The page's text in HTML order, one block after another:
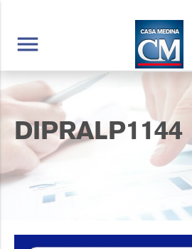
menu
DIPRALP1144